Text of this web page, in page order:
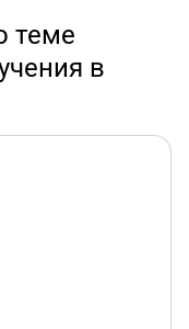
теме
в